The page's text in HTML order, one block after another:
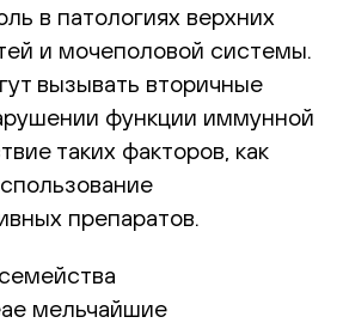
в патологиях верхних
и мочеполовой системы.
вызывать вторичные
функции иммунной
таких факторов, как
препаратов.
мельчайшие